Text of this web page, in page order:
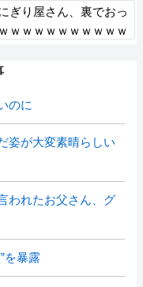
ぎり屋さん、裏でおっ
ｗｗｗｗｗｗｗｗｗｗ
のに
姿が大変素晴らしい
われたお父さん、グ
を暴露